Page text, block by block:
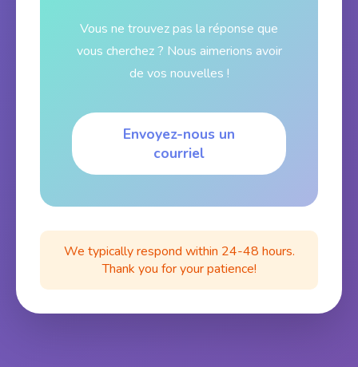
Vous ne trouvez pas la réponse que
vous cherchez ? Nous aimerions avoir
de vos nouvelles !
Envoyez-nous un
courriel
We typically respond within 24-48 hours.
Thank you for your patience!